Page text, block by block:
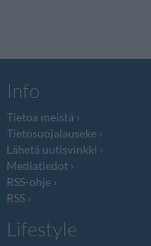
Info
Tietoa meistä
Tietosuojalauseke
Lähetä uutisvinkki
Mediatiedot
RSS-ohje
RSS
Lifestyle